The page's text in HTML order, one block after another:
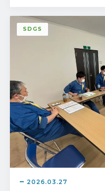
SDGS
2026.03.27